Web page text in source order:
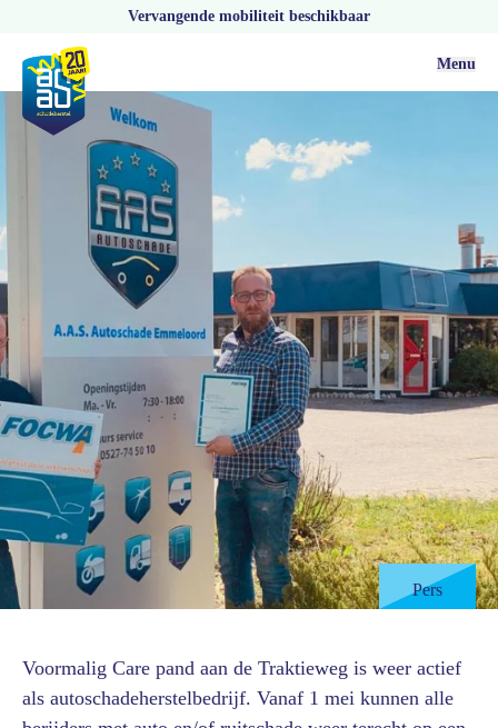
Vervangende mobiliteit beschikbaar
Menu
Pers
Voormalig Care pand aan de Traktieweg is weer actief
als autoschadeherstelbedrijf. Vanaf 1 mei kunnen alle